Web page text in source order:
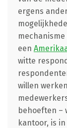
ergens
een
witte
willen
behoeften –
kantoor, is in